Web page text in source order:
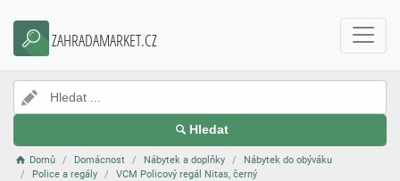
ZAHRADAMARKET.CZ
Hledat
Domů Domácnost Nábytek a doplňky
Nábytek do obýváku
Police a regály
VCM Policový regál Nitas, černý